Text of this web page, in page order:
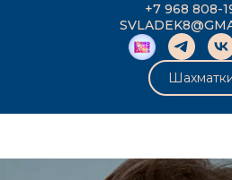
+7 968 808-